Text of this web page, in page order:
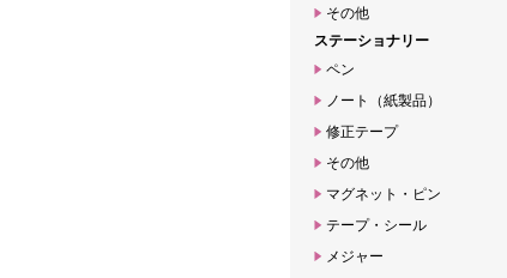
その他
ステーショナリー
ペン
ノート（紙製品）
修正テープ
その他
マグネット・ピン
テープ・シール
メジャー